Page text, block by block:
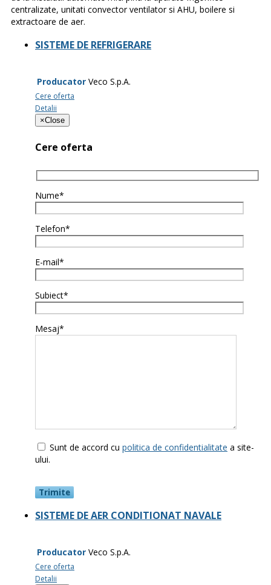
centralizate, unitati convector ventilator si AHU, boilere si
extractoare de aer.
SISTEME DE REFRIGERARE
Producator Veco S.p.A.
Cere oferta
Detalii
×Close
Cere oferta
Nume*
Telefon*
E-mail*
Subiect*
Mesaj*
Sunt de accord cu politica de confidentialitate a site-
ului.
SISTEME DE AER CONDITIONAT NAVALE
Producator Veco S.p.A.
Cere oferta
Detalii